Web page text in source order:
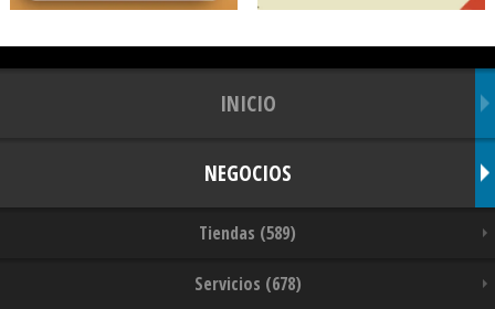
INICIO
NEGOCIOS
Tiendas (589)
Servicios (678)